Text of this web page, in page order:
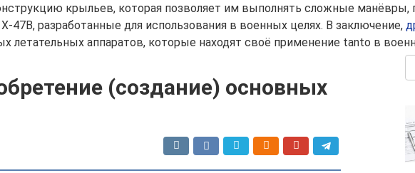
крыльев, которая позволяет им выполнять сложные манёвры,
разработанные для использования в военных целях. В заключение,
летательных аппаратов, которые находят своё применение tanto в
(создание) основных